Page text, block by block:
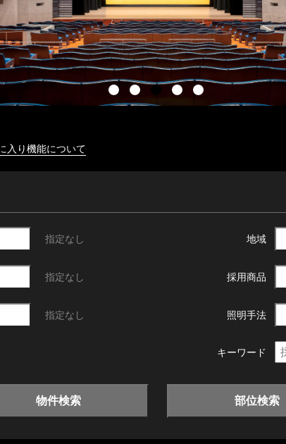
入り機能について
指定なし 地域
指定なし 採用商品
指定なし 照明手法
キーワード
物件検索 部位検索